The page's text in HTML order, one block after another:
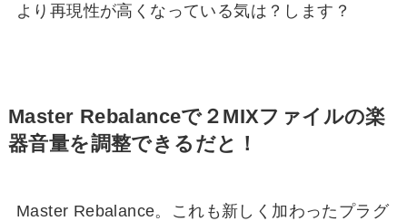
より再現性が高くなっている気は？します？
Master Rebalanceで２MIXファイルの楽
器音量を調整できるだと！
Master Rebalance。これも新しく加わったプラグ